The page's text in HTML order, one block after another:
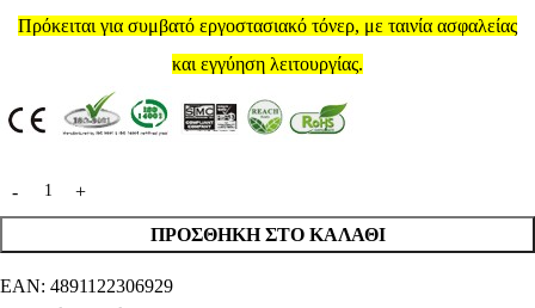
Πρόκειται για συμβατό εργοστασιακό τόνερ, με ταινία ασφαλείας
και εγγύηση λειτουργίας.
ΠΡΟΣΘΉΚΗ ΣΤΟ ΚΑΛΆΘΙ
EAN: 4891122306929